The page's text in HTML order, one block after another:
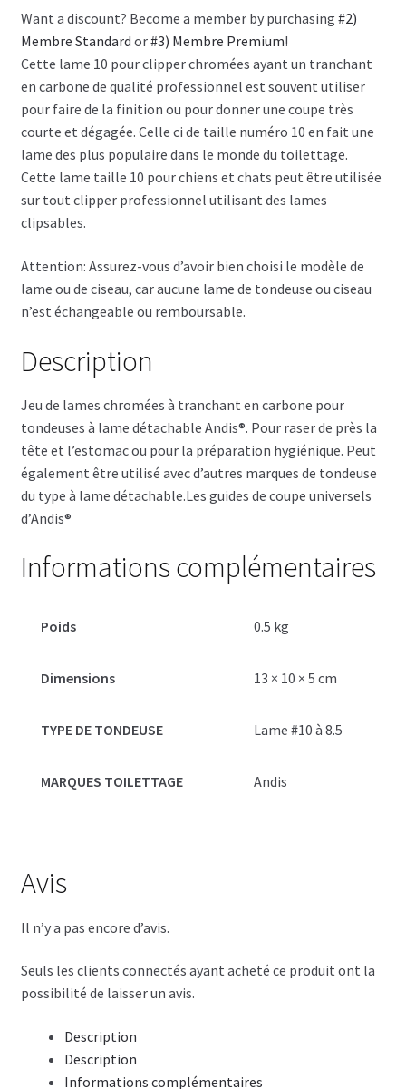
Want a discount? Become a member by purchasing #2)
Membre Standard or#3) Membre Premium!
Cette lame 10 pour clipper chromées ayant un tranchant
en carbone de qualité professionnel est souvent utiliser
pour faire de la finition ou pour donner une coupe très
courte et dégagée. Celle ci de taille numéro 10 en fait une
lame des plus populaire dans le monde du toilettage.
Cette lame taille 10 pour chiens et chats peut être utilisée
sur tout clipper professionnel utilisant des lames
clipsables.
Attention: Assurez-vous d’avoir bien choisi le modèle de
lame ou de ciseau, car aucune lame de tondeuse ou ciseau
n’est échangeable ou remboursable.
Description
Jeu de lames chromées à tranchant en carbone pour
tondeuses à lame détachable Andis®. Pour raser de près la
tête et l’estomac ou pour la préparation hygiénique. Peut
également être utilisé avec d’autres marques de tondeuse
du type à lame détachable.Les guides de coupe universels
d’Andis®
Informations complémentaires
Poids 0.5 kg
Dimensions 13 × 10 × 5 cm
TYPE DE TONDEUSE Lame #10 à 8.5
MARQUES TOILETTAGE Andis
Avis
Il n’y a pas encore d’avis.
Seuls les clients connectés ayant acheté ce produit ont la
possibilité de laisser un avis.
Description
Description
Informations complémentaires